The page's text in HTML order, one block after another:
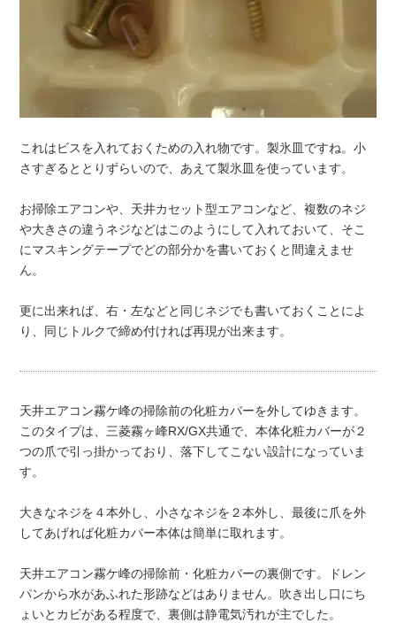
これはビスを入れておくための入れ物です。製氷皿ですね。小
さすぎるととりずらいので、あえて製氷皿を使っています。
お掃除エアコンや、天井カセット型エアコンなど、複数のネジ
や大きさの違うネジなどはこのようにして入れておいて、そこ
にマスキングテープでどの部分かを書いておくと間違えませ
ん。
更に出来れば、右・左などと同じネジでも書いておくことによ
り、同じトルクで締め付ければ再現が出来ます。
天井エアコン霧ケ峰の掃除前の化粧カバーを外してゆきます。
このタイプは、三菱霧ヶ峰RX/GX共通で、本体化粧カバーが２
つの爪で引っ掛かっており、落下してこない設計になっていま
す。
大きなネジを４本外し、小さなネジを２本外し、最後に爪を外
してあげれば化粧カバー本体は簡単に取れます。
天井エアコン霧ケ峰の掃除前・化粧カバーの裏側です。ドレン
パンから水があふれた形跡などはありません。吹き出し口にち
ょいとカビがある程度で、裏側は静電気汚れが主でした。